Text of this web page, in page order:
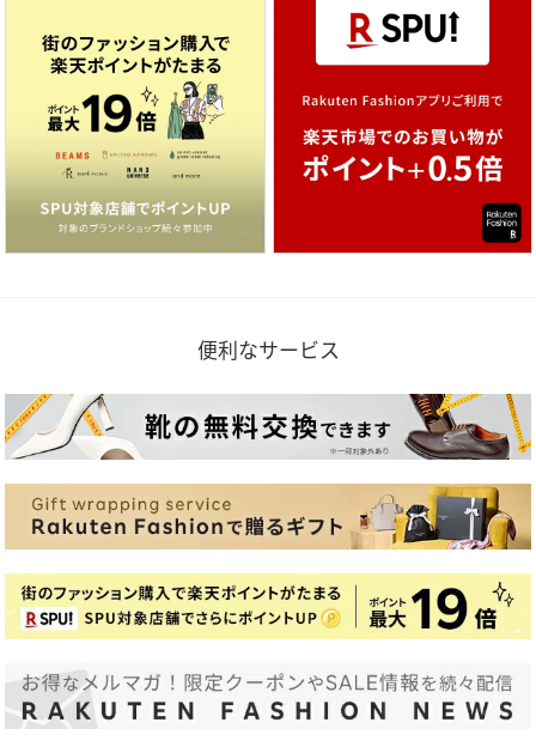
便利なサービス